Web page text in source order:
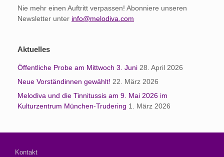
Nie mehr einen Auftritt verpassen! Abonniere unseren
Newsletter unter info@melodiva.com
Aktuelles
Öffentliche Probe am Mittwoch 3. Juni 28. April 2026
Neue Vorständinnen gewählt! 22. März 2026
Melodiva und die Tinnitussis am 9. Mai 2026 im
Kulturzentrum München-Trudering 1. März 2026
Kontakt